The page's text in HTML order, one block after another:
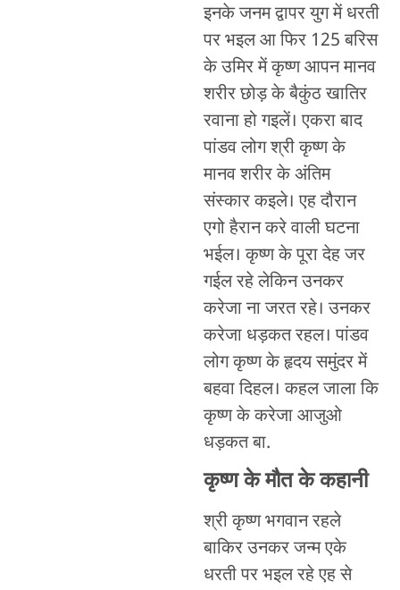
इनके जनम द्वापर युग में धरती
पर भइल आ फिर 125 बरिस
के उमिर में कृष्ण आपन मानव
शरीर छोड़ के बैकुंठ खातिर
रवाना हो गइलें। एकरा बाद
पांडव लोग श्री कृष्ण के
मानव शरीर के अंतिम
संस्कार कइले। एह दौरान
एगो हैरान करे वाली घटना
भईल। कृष्ण के पूरा देह जर
गईल रहे लेकिन उनकर
करेजा ना जरत रहे। उनकर
करेजा धड़कत रहल। पांडव
लोग कृष्ण के हृदय समुंदर में
बहवा दिहल। कहल जाला कि
कृष्ण के करेजा आजुओ
धड़कत बा.
कृष्ण के मौत के कहानी
श्री कृष्ण भगवान रहले
बाकिर उनकर जन्म एके
धरती पर भइल रहे एह से